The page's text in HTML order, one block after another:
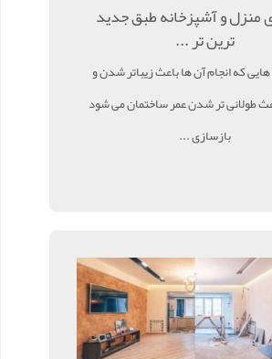
منزل و آشپزخانه طبق جدید
ترین تر ...
که انجام آن ها باعث زیباتر شدن و
طولانی تر شدن عمر ساختمان می شود
بازسازی ...